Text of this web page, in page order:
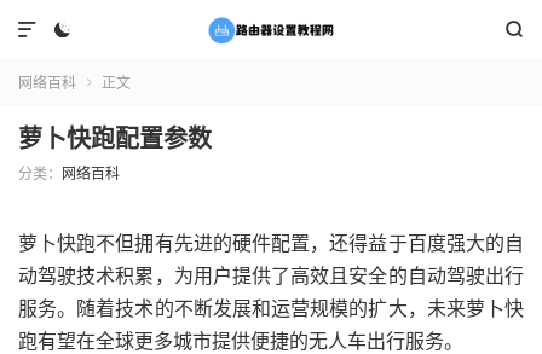
 

网络百科  正文
萝卜快跑配置参数
分类： 网络百科
萝卜快跑不但拥有先进的硬件配置，还得益于百度强大的自
动驾驶技术积累，为用户提供了高效且安全的自动驾驶出行
服务。随着技术的不断发展和运营规模的扩大，未来萝卜快
跑有望在全球更多城市提供便捷的无人车出行服务。